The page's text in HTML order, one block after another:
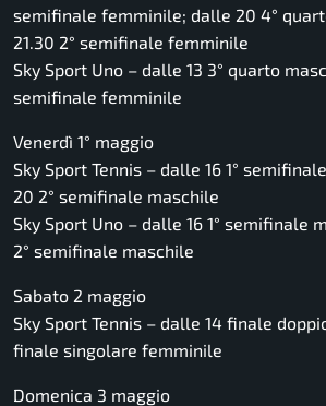
semifinale femminile; dalle 20 4°
21.30 2° semifinale femminile
Sky Sport Uno – dalle 13 3° quarto
semifinale femminile
Venerdì 1° maggio
Sky Sport Tennis – dalle 16 1°
20 2° semifinale maschile
Sky Sport Uno – dalle 16 1° semifinale
2° semifinale maschile
Sabato 2 maggio
Sky Sport Tennis – dalle 14 finale
finale singolare femminile
Domenica 3 maggio